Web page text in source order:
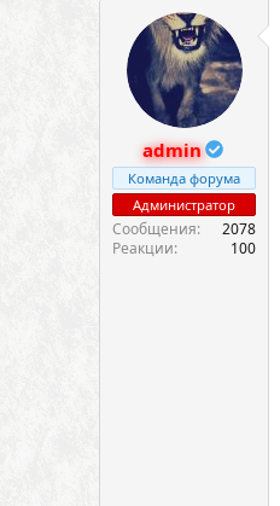
admin
Команда форума
Администратор
Сообщения
2078
Реакции
100